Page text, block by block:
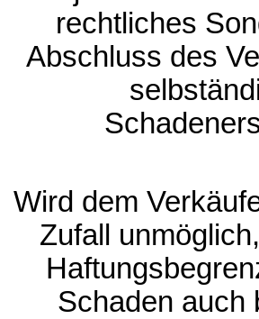
rechtliches
Abschluss des
Wird dem
Zufall
Schaden auch